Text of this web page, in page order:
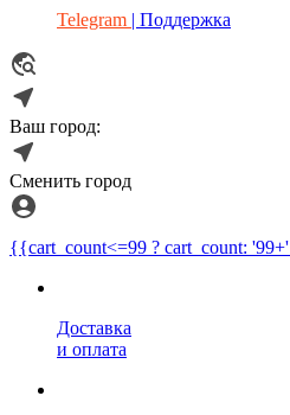
Telegram | Поддержка
Ваш город:
Сменить город
{{cart_count<=99 ? cart_count:
Доставка
и оплата